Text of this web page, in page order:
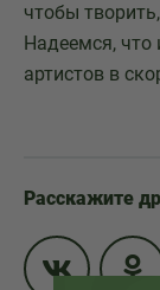
чтобы
Надеемся, что
артистов в
Расскажите